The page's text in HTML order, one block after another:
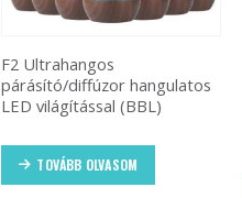
F2 Ultrahangos
párásító/diffúzor hangulatos
LED világítással (BBL)
TOVÁBB OLVASOM